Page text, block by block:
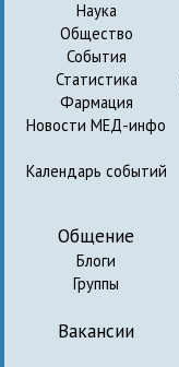
Наука
Общество
События
Статистика
Фармация
Новости МЕД-инфо
Календарь событий
Общение
Блоги
Группы
Вакансии